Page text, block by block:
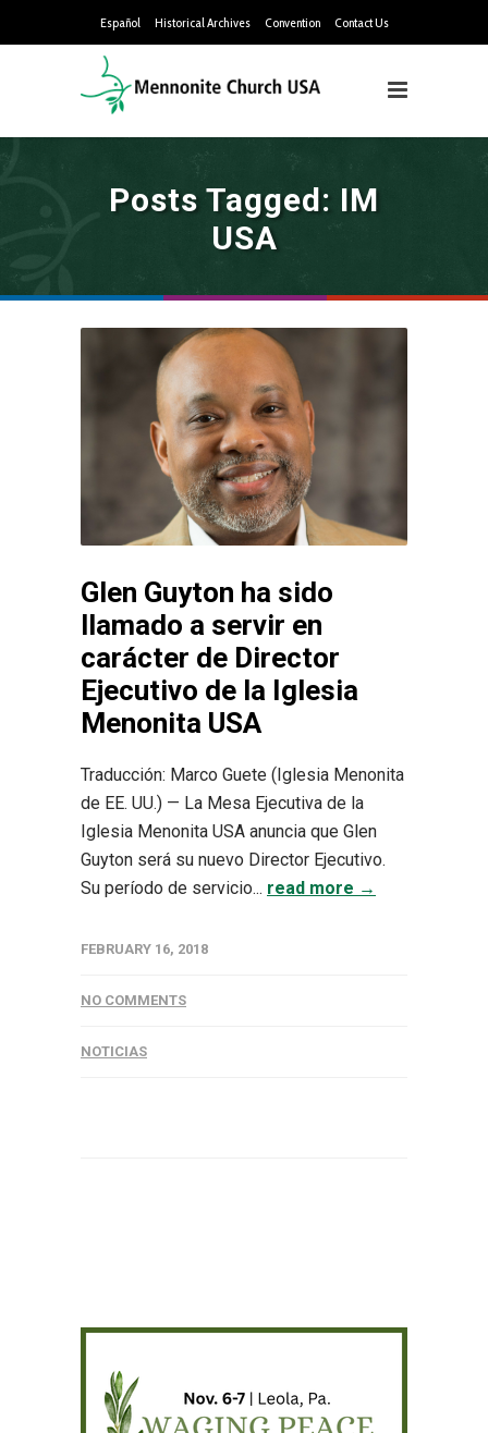
Español Historical Archives Convention Contact Us
Posts Tagged: IM
USA
Glen Guyton ha sido
llamado a servir en
carácter de Director
Ejecutivo de la Iglesia
Menonita USA
Traducción: Marco Guete (Iglesia Menonita
de EE. UU.) — La Mesa Ejecutiva de la
Iglesia Menonita USA anuncia que Glen
Guyton será su nuevo Director Ejecutivo.
Su período de servicio... read more →
FEBRUARY 16, 2018
NO COMMENTS
NOTICIAS